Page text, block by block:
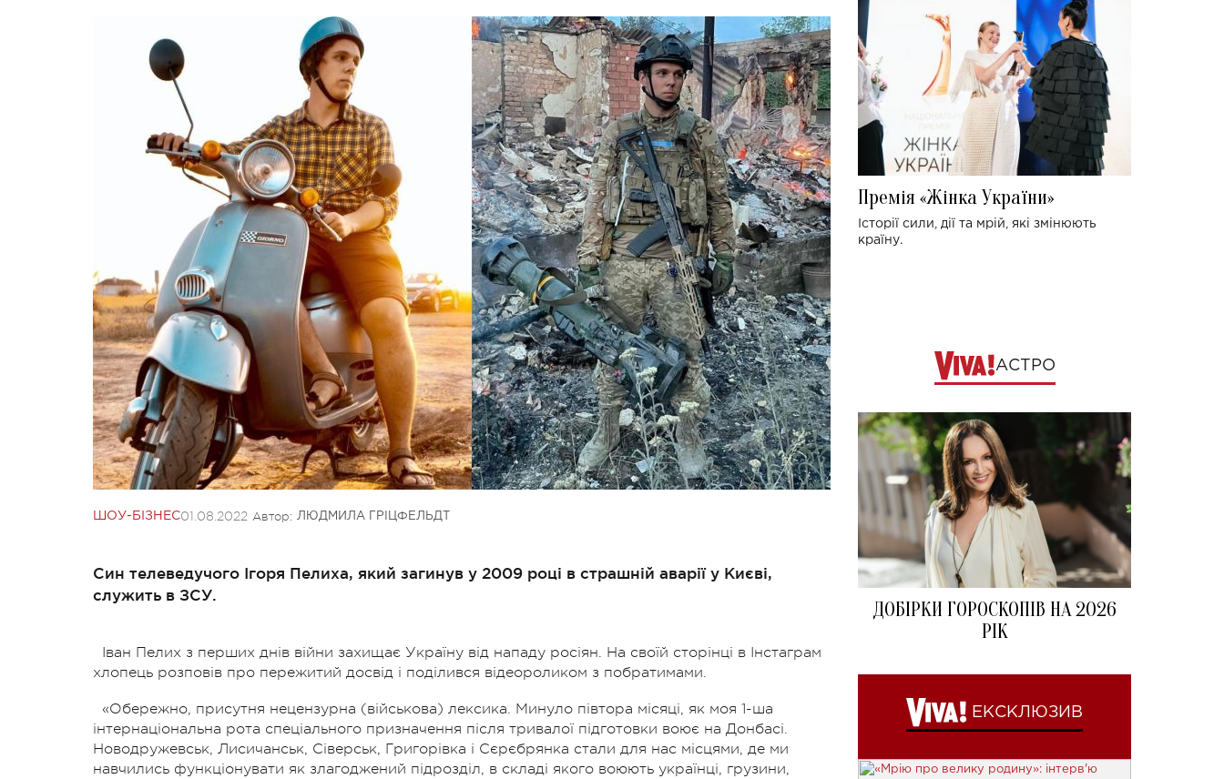
ШОУ-БІЗНЕС01.08.2022 Автор: ЛЮДМИЛА ГРІЦФЕЛЬДТ
Син телеведучого Ігоря Пелиха, який загинув у 2009 році в страшній аварії у Києві,
служить в ЗСУ.
Іван Пелих з перших днів війни захищає Україну від нападу росіян. На своїй сторінці в Інстаграм
хлопець розповів про пережитий досвід і поділився відеороликом з побратимами.
«Обережно, присутня нецензурна (військова) лексика. Минуло півтора місяці, як моя 1-ша
інтернаціональна рота спеціального призначення після тривалої підготовки воює на Донбасі.
Новодружевськ, Лисичанськ, Сіверськ, Григорівка і Сєрєбрянка стали для нас місцями, де ми
навчились функціонувати як злагоджений підрозділ, в складі якого воюють українці, грузини,
Премія «Жінка України»
Історії сили, дії та мрій, які змінюють
країну.
АСТРО
ДОБІРКИ ГОРОСКОПІВ НА 2026
РІК
ЕКСКЛЮЗИВ